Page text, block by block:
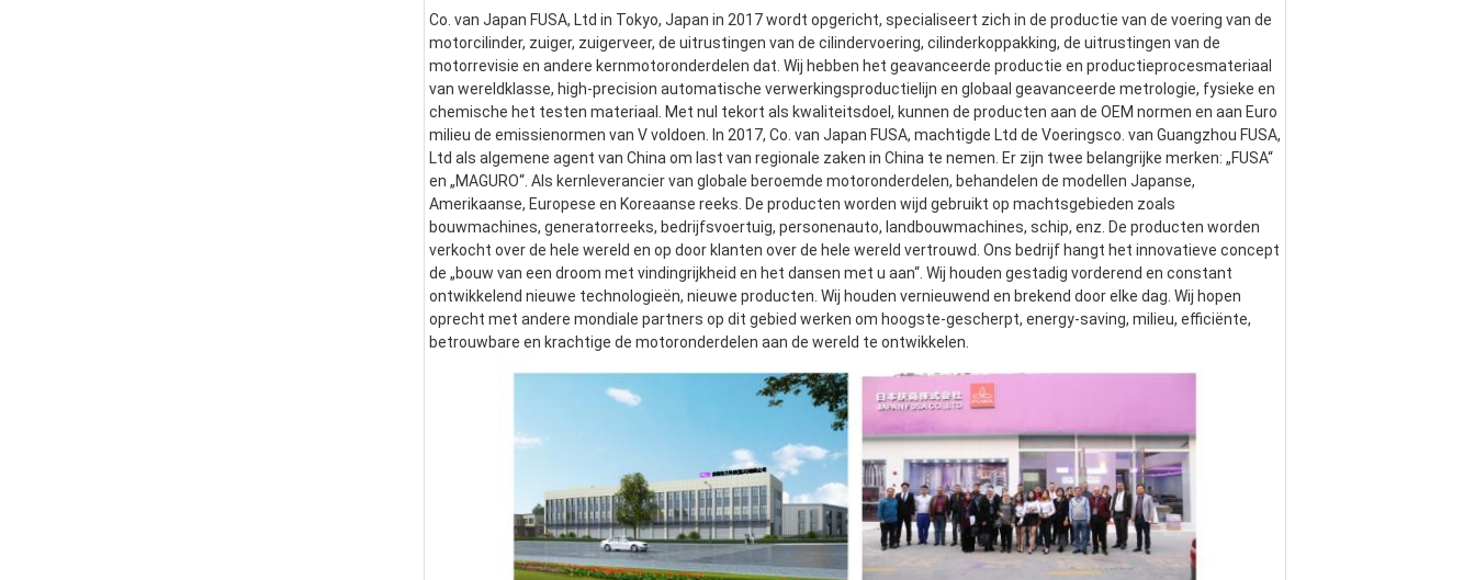
Co. van Japan FUSA, Ltd in Tokyo, Japan in 2017 wordt opgericht, specialiseert zich in de productie van de voering van de
motorcilinder, zuiger, zuigerveer, de uitrustingen van de cilindervoering, cilinderkoppakking, de uitrustingen van de
motorrevisie en andere kernmotoronderdelen dat. Wij hebben het geavanceerde productie en productieprocesmateriaal
van wereldklasse, high-precision automatische verwerkingsproductielijn en globaal geavanceerde metrologie, fysieke en
chemische het testen materiaal. Met nul tekort als kwaliteitsdoel, kunnen de producten aan de OEM normen en aan Euro
milieu de emissienormen van V voldoen. In 2017, Co. van Japan FUSA, machtigde Ltd de Voeringsco. van Guangzhou FUSA,
Ltd als algemene agent van China om last van regionale zaken in China te nemen. Er zijn twee belangrijke merken: „FUSA“
en „MAGURO“. Als kernleverancier van globale beroemde motoronderdelen, behandelen de modellen Japanse,
Amerikaanse, Europese en Koreaanse reeks. De producten worden wijd gebruikt op machtsgebieden zoals
bouwmachines, generatorreeks, bedrijfsvoertuig, personenauto, landbouwmachines, schip, enz. De producten worden
verkocht over de hele wereld en op door klanten over de hele wereld vertrouwd. Ons bedrijf hangt het innovatieve concept
de „bouw van een droom met vindingrijkheid en het dansen met u aan“. Wij houden gestadig vorderend en constant
ontwikkelend nieuwe technologieën, nieuwe producten. Wij houden vernieuwend en brekend door elke dag. Wij hopen
oprecht met andere mondiale partners op dit gebied werken om hoogste-gescherpt, energy-saving, milieu, efficiënte,
betrouwbare en krachtige de motoronderdelen aan de wereld te ontwikkelen.